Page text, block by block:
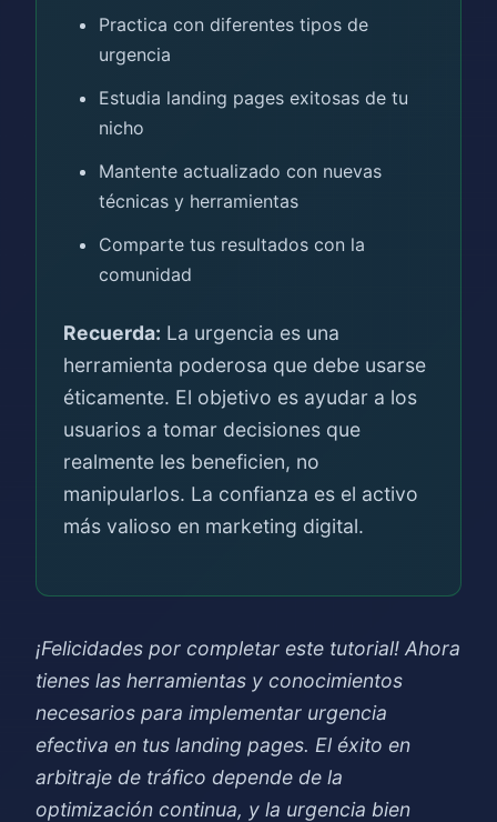
Practica con diferentes tipos de
urgencia
Estudia landing pages exitosas de tu
nicho
Mantente actualizado con nuevas
técnicas y herramientas
Comparte tus resultados con la
comunidad
Recuerda: La urgencia es una
herramienta poderosa que debe usarse
éticamente. El objetivo es ayudar a los
usuarios a tomar decisiones que
realmente les beneficien, no
manipularlos. La confianza es el activo
más valioso en marketing digital.
¡Felicidades por completar este tutorial! Ahora
tienes las herramientas y conocimientos
necesarios para implementar urgencia
efectiva en tus landing pages. El éxito en
arbitraje de tráfico depende de la
optimización continua, y la urgencia bien